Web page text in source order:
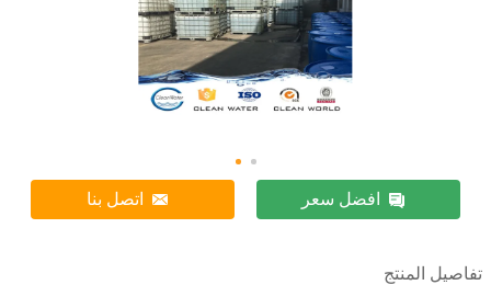
افضل سعر اتصل بنا
تفاصيل المنتج